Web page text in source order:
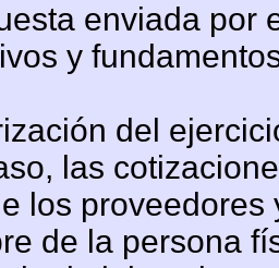
enviada por
y
del
las
los proveedores
de la persona